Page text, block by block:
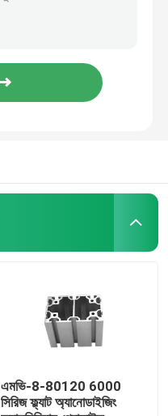
এমভি-8-80120 6000
সিরিজ ফ্ল্যাট অ্যানোডাইজিং